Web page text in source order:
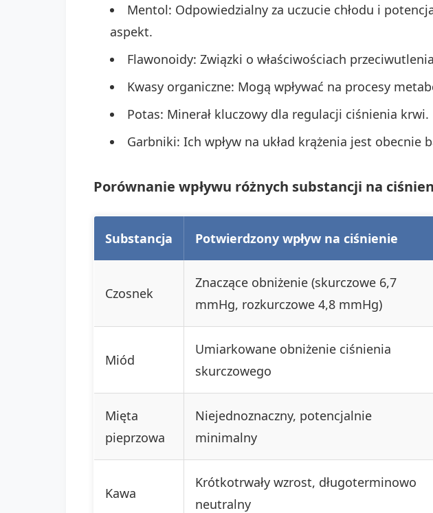
Mentol: Odpowiedzialny za uczucie chłodu i
aspekt.
Flawonoidy: Związki o właściwościach
Kwasy organiczne: Mogą wpływać na procesy
Potas: Minerał kluczowy dla regulacji ciśnienia krwi.
Garbniki: Ich wpływ na układ krążenia jest obecnie
Porównanie wpływu różnych substancji na
Substancja Potwierdzony wpływ na ciśnienie
Czosnek
Znaczące obniżenie (skurczowe 6,7
mmHg, rozkurczowe 4,8 mmHg)
Miód
Umiarkowane obniżenie ciśnienia
skurczowego
Mięta
pieprzowa
Niejednoznaczny, potencjalnie
minimalny
Kawa
Krótkotrwały wzrost, długoterminowo
neutralny